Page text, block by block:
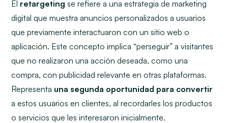
El retargetingse refiere a una estrategia de marketing
digital que muestra anuncios personalizados a usuarios
que previamente interactuaron con un sitio web o
aplicación. Este concepto implica “perseguir” a visitantes
que no realizaron una acción deseada, como una
compra, con publicidad relevante en otras plataformas.
Representa una segunda oportunidad para convertir
a estos usuarios en clientes, al recordarles los productos
o servicios que les interesaron inicialmente.